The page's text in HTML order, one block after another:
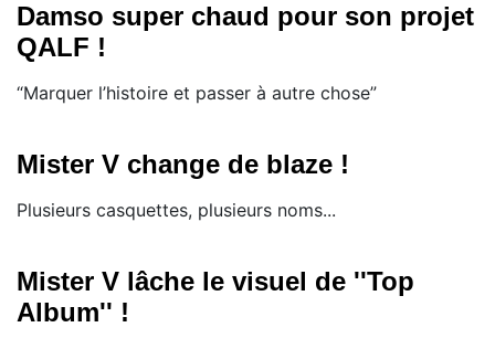
Damso super chaud pour son projet
QALF !
“Marquer l’histoire et passer à autre chose”
Mister V change de blaze !
Plusieurs casquettes, plusieurs noms...
Mister V lâche le visuel de ''Top
Album'' !